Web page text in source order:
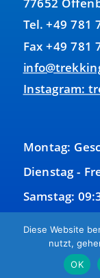
Tel. +49 781
Fax +49 781
Instagram:
Montag:
Dienstag -
Samstag:
Diese Website
nutzt,
OK